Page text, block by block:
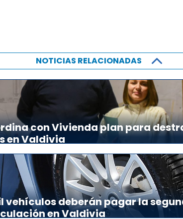
NOTICIAS RELACIONADAS
con Vivienda plan para
en Valdivia
vehículos deberán pagar la
en Valdivia